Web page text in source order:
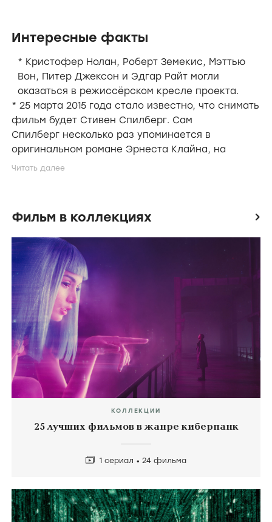
Интересные факты
* Кристофер Нолан, Роберт Земекис, Мэттью
Вон, Питер Джексон и Эдгар Райт могли
оказаться в режиссёрском кресле проекта.
* 25 марта 2015 года стало известно, что снимать
фильм будет Стивен Спилберг. Сам
Спилберг несколько раз упоминается в
оригинальном романе Эрнеста Клайна, на
котором основан этот фильм.
исполнителя роли Джеймсв Холлидея.
* Для роли Art3mis рассматривали
кандидатурыЭль Фаннинг
. В итоге
роль досталась
* «Первый игрок, приготовьтесь» это первый
режиссерский проект
Warner Bros. Pictures со времен «
разума» в 2001 году. До этого он сделал
несколько фильмов совместно с Warner Bros. в
качестве продюсера. В частности «
Письма с
Иводзимы» (2006) и «Потустороннее » (2010).
Фильм в коллекциях icon
КОЛЛЕКЦИИ
25 лучших фильмов в жанре киберпанк
1 сериал 24 фильма